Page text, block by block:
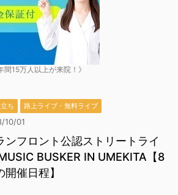
15万人以上が来院！》
ち 路上ライブ・無料ライブ
10/01
ンフロント公認ストリートライ
BUSKER IN UMEKITA【8
開催日程】